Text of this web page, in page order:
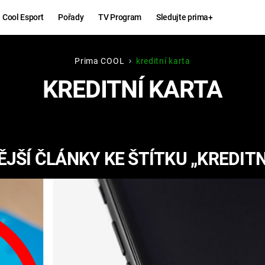
Cool Esport Pořady TV Program Sledujte prima+
Hry
KINGDOM
COME:
DELIVERANCE
ESPORT
Zábava
Prima COOL kreditní karta
KREDITNÍ KARTA
ČLÁNKY KE ŠTÍTKU